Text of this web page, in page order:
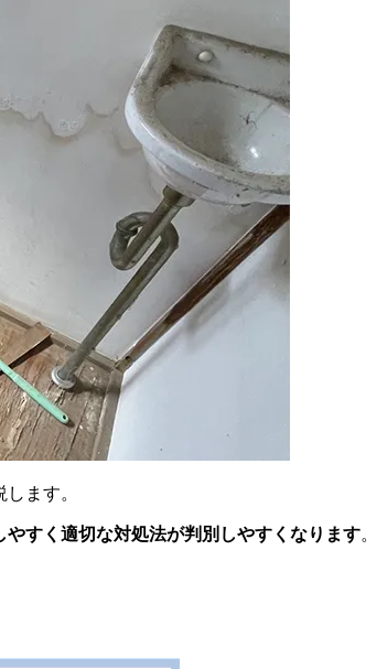
ます。
すく適切な対処法が判別しやすくなります。